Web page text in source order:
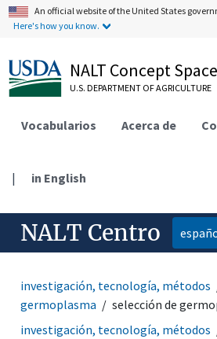
An official website of the United States
Here's how you know.
NALT Concept Space
U.S. DEPARTMENT OF AGRICULTURE
Vocabularios Acerca de
| in English
NALT Centro
investigación, tecnología, métodos
germoplasma
selección de
investigación, tecnología, métodos